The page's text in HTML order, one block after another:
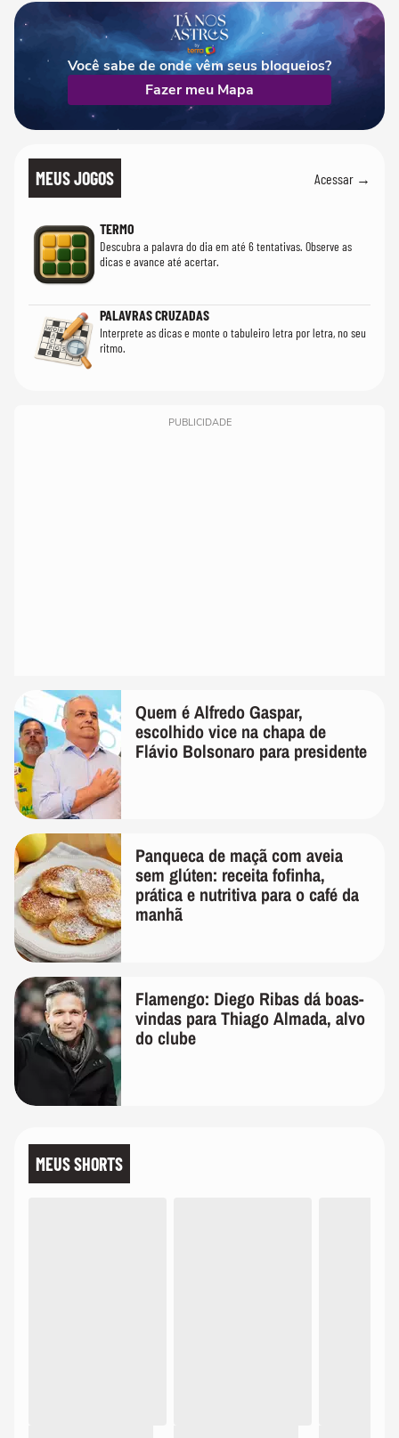
Você sabe de onde vêm seus bloqueios?
Fazer meu Mapa
MEUS JOGOS Acessar →
TERMO
Descubra a palavra do dia em até 6 tentativas. Observe as
dicas e avance até acertar.
PALAVRAS CRUZADAS
Interprete as dicas e monte o tabuleiro letra por letra, no seu
ritmo.
PUBLICIDADE
Quem é Alfredo Gaspar,
escolhido vice na chapa de
Flávio Bolsonaro para presidente
Panqueca de maçã com aveia
sem glúten: receita fofinha,
prática e nutritiva para o café da
manhã
Flamengo: Diego Ribas dá boas-
vindas para Thiago Almada, alvo
do clube
MEUS SHORTS